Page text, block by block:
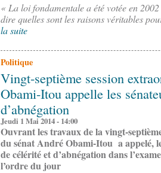
« La loi fondamentale a été votée en
dire quelles sont les raisons véritables
la suite
Politique
Vingt-septième session
Obami-Itou appelle les
d’abnégation
Jeudi 1 Mai 2014 - 14:00
Ouvrant les travaux de la vingt-
du sénat André Obami-Itou a appelé,
de célérité et d’abnégation dans
l’ordre du jour